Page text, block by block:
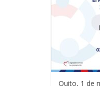
Quito, 1 de